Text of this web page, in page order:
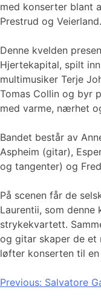
med konserter blant
Prestrud og Veierland.
Denne kvelden
Hjertekapital, spilt
multimusiker Terje
Tomas Collin og byr
med varme, nærhet
Bandet består av
Aspheim (gitar),
og tangenter) og
På scenen får de
Laurentii, som denne
strykekvartett.
og gitar skaper de et
løfter konserten til
Previous: Salvatore